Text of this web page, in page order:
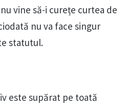
vine să-i curețe curtea de
nu va face singur
statutul.
este supărat pe toată